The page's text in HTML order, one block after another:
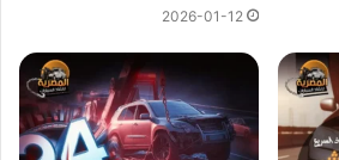
النصف نقل العالقة.
طريق السويس
يوفر خدمة المساعدة على الطريق
2026-01-12